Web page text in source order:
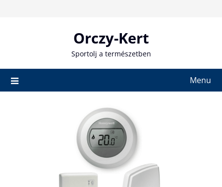
Orczy-Kert
Sportolj a természetben
Menu